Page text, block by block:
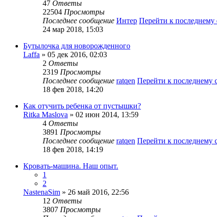
47 Ответы
22504 Просмотры
Последнее сообщение Интер Перейти к
24 мар 2018, 15:03
Бутылочка для новорожденного
Laffa » 05 дек 2016, 02:03
2 Ответы
2319 Просмотры
Последнее сообщение ratqen Перейти к последнему
18 фев 2018, 14:20
Как отучить ребенка от пустышки?
Ritka Maslova » 02 июн 2014, 13:59
4 Ответы
3891 Просмотры
Последнее сообщение ratqen Перейти к последнему
18 фев 2018, 14:19
Кровать-машина. Наш опыт.
1
2
NastenaSim » 26 май 2016, 22:56
12 Ответы
3807 Просмотры